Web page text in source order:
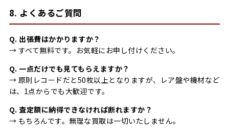
8. よくあるご質問
Q. 出張費はかかりますか？
→ すべて無料です。お気軽にお申し付けください。
Q. 一点だけでも見てもらえますか？
→ 原則レコードだと50枚以上となりますが、レア盤や機材など
は、1点からでも大歓迎です。
Q. 査定額に納得できなければ断れますか？
→ もちろんです。無理な買取は一切いたしません。